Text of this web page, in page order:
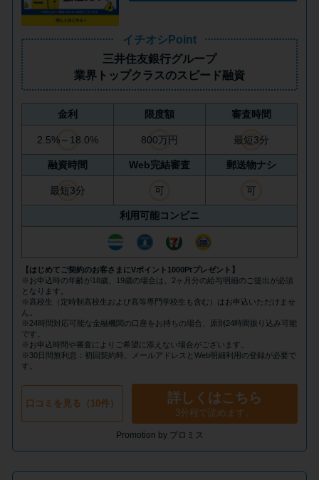
学生がお金を借りる方法は？親
へのバレにくさや将来への影響
を解説
ソフト闇金とは？悪質な手口に
は要注意！
てはいけない理由と借りた場合
の対処法
申し込みブラックとは?判断の目
安や審査に通らない理由
ブラックでもお金を借りるに
は？3つの判断基準と工面法
アコムはブラックでも審査に通
る？ 自分がブラックか確かめる
方法
アコムとレイクどっちがいい
イチオシPoint
三井住友銀行グループ
業界トップクラスのスピード融資
金利 限度額 審査時間
2.5%～18.0% 800万円 最短3分
融資時間 Web完結審査 郵送物ナシ
最短3分 可 可
利用可能コンビニ
【はじめてご契約のお客さまにVポイント1000Ptプレゼント】
※お申込時の年齢が18歳、19歳の場合は、2ヶ月分の給与明細のご提出が必須
となります。
※高校生（定時制高校生および高等専門学校生も含む）はお申込いただけませ
ん。
※24時間対応可能な金融機関の口座をお持ちの場合、原則24時間振り込み可能
です。
※お申込時間や審査によりご希望に添えない場合がございます。
※30日間無利息：初回契約時、メールアドレスとWeb明細利用の登録が必要で
す。
口コミを見る（10件） 詳しくはこちら
3分程で読めます。
Promotion by プロミス